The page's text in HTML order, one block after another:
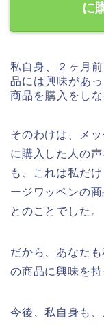
に
私自身、２ヶ月
品には興味があ
商品を購入をし
そのわけは、メ
に購入した人の
も、これは私だ
ージワッペンの
とのことでした。
だから、あなた
の商品に興味を持
今後、私自身も